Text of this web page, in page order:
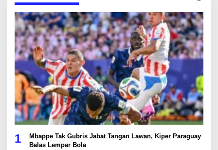
1
Mbappe Tak Gubris Jabat Tangan Lawan, Kiper Paraguay
Balas Lempar Bola